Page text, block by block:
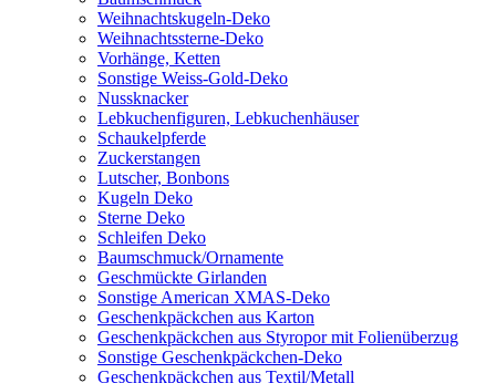
Weihnachtskugeln-Deko
Weihnachtssterne-Deko
Vorhänge, Ketten
Sonstige Weiss-Gold-Deko
Nussknacker
Lebkuchenfiguren, Lebkuchenhäuser
Schaukelpferde
Zuckerstangen
Lutscher, Bonbons
Kugeln Deko
Sterne Deko
Schleifen Deko
Baumschmuck/Ornamente
Geschmückte Girlanden
Sonstige American XMAS-Deko
Geschenkpäckchen aus Karton
Geschenkpäckchen aus Styropor mit Folienüberzug
Sonstige Geschenkpäckchen-Deko
Geschenkpäckchen aus Textil/Metall